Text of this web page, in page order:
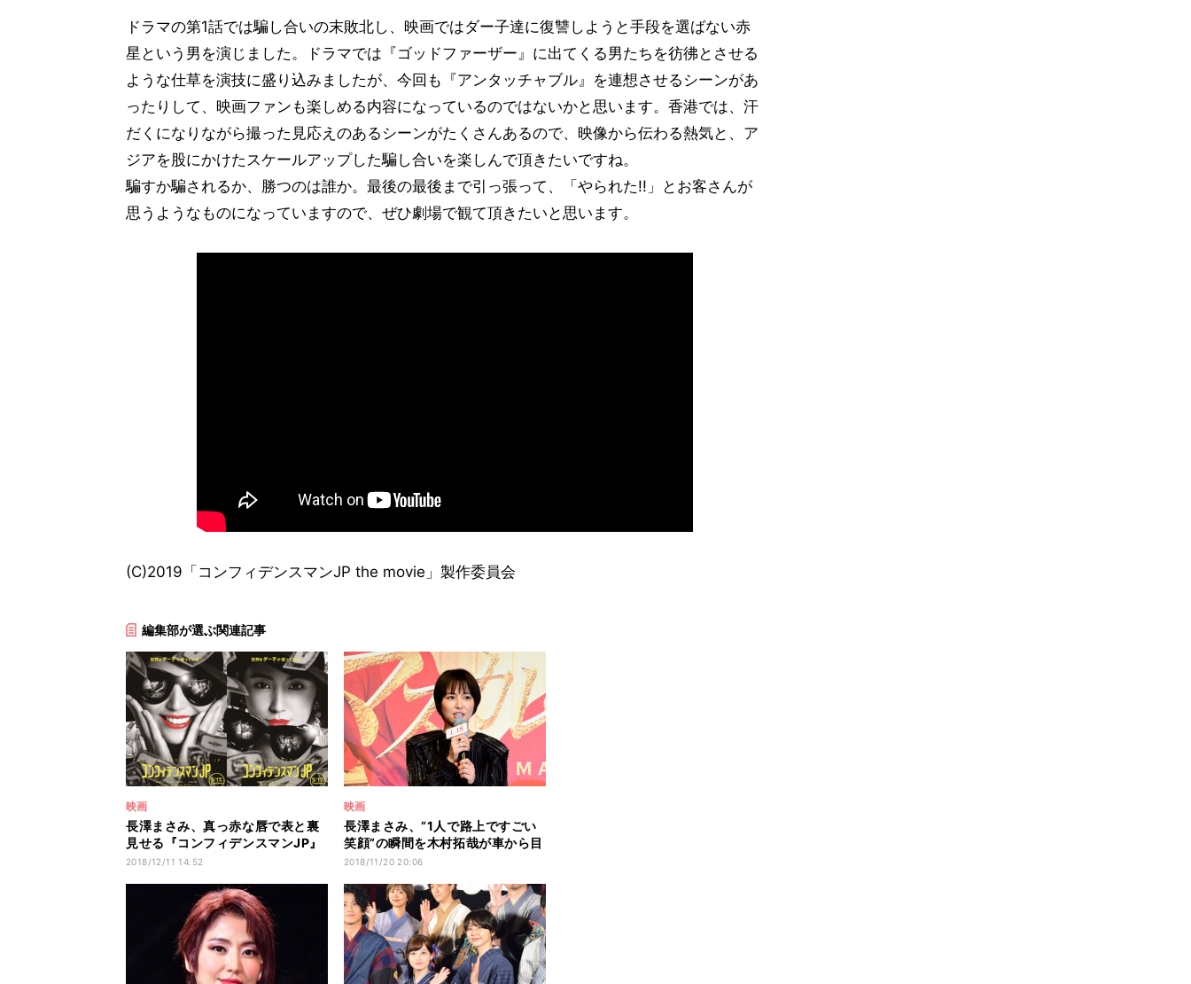
ドラマの第1話では騙し合いの末敗北し、映画ではダー子達に復讐しようと手段を選ばない赤
星という男を演じました。ドラマでは『ゴッドファーザー』に出てくる男たちを彷彿とさせる
ような仕草を演技に盛り込みましたが、今回も『アンタッチャブル』を連想させるシーンがあ
ったりして、映画ファンも楽しめる内容になっているのではないかと思います。香港では、汗
だくになりながら撮った見応えのあるシーンがたくさんあるので、映像から伝わる熱気と、ア
ジアを股にかけたスケールアップした騙し合いを楽しんで頂きたいですね。
騙すか騙されるか、勝つのは誰か。最後の最後まで引っ張って、「やられた!!」とお客さんが
思うようなものになっていますので、ぜひ劇場で観て頂きたいと思います。
(C)2019「コンフィデンスマンJP the movie」製作委員会
編集部が選ぶ関連記事
映画
長澤まさみ、真っ赤な唇で表と裏
見せる『コンフィデンスマンJP』
ビジュアル
2018/12/11 14:52
映画
長澤まさみ、”1人で路上ですごい
笑顔”の瞬間を木村拓哉が車から目
撃
2018/11/20 20:06